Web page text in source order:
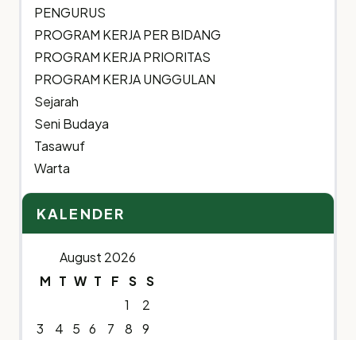
PENGURUS
PROGRAM KERJA PER BIDANG
PROGRAM KERJA PRIORITAS
PROGRAM KERJA UNGGULAN
Sejarah
Seni Budaya
Tasawuf
Warta
KALENDER
August 2026
M T W T F S S
1
2
3
4 5 6 7 8 9